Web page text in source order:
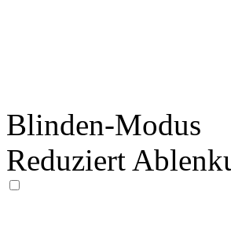
Blinden-Modus
Reduziert